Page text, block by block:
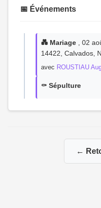
📅 Événements
💑 Mariage , 02
14422, Calvados,
avec ROUSTIAU
⚰️ Sépulture
←